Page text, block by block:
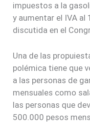
impuestos a la
y aumentar el IVA
discutida en el
Una de las
polémica tiene que
a las personas de
mensuales como
las personas que
500.000 pesos